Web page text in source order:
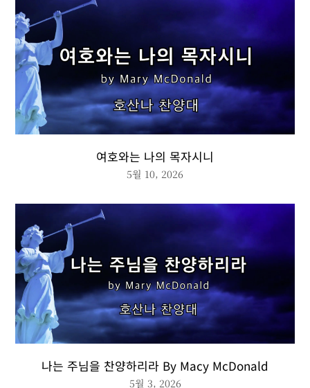
여호와는 나의 목자시니
5월 10, 2026
나는 주님을 찬양하리라 By Macy McDonald
5월 3, 2026